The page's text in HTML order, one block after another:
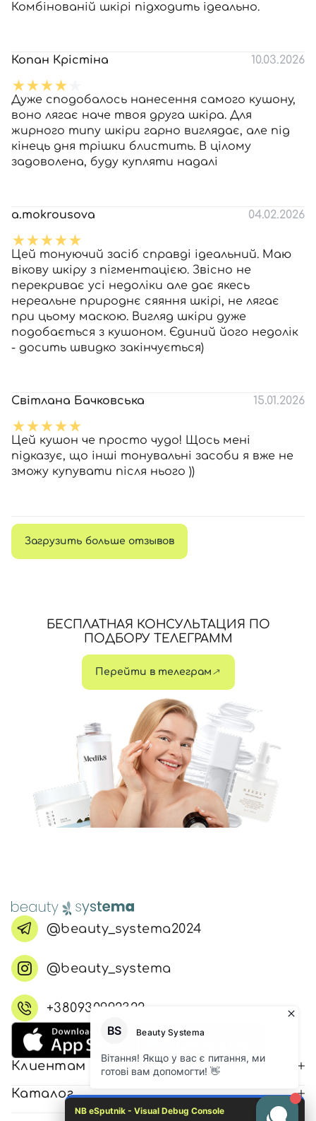
Комбінованій шкірі підходить ідеально.
Копан Крістіна 10.03.2026
Дуже сподобалось нанесення самого кушону,
воно лягає наче твоя друга шкіра. Для
жирного типу шкіри гарно виглядає, але під
кінець дня трішки блистить. В цілому
задоволена, буду купляти надалі
a.mokrousova 04.02.2026
Цей тонуючий засіб справді ідеальний. Маю
вікову шкіру з пігментацією. Звісно не
перекриває усі недоліки але дає якесь
нереальне природнє сяяння шкірі, не лягає
при цьому маскою. Вигляд шкіри дуже
подобається з кушоном. Єдиний його недолік
- досить швидко закінчується)
Світлана Бачковська 15.01.2026
Цей кушон че просто чудо! Щось мені
підказує, що інші тонувальні засоби я вже не
зможу купувати після нього ))
Загрузить больше отзывов
БЕСПЛАТНАЯ КОНСУЛЬТАЦИЯ ПО
ПОДБОРУ ТЕЛЕГРАММ
Перейти в телеграм
@beauty_systema2024
@beauty_systema
+380930992322
Клиентам
Каталог
NB eSputnik - Visual Debug Console